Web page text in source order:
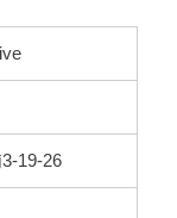
19-26